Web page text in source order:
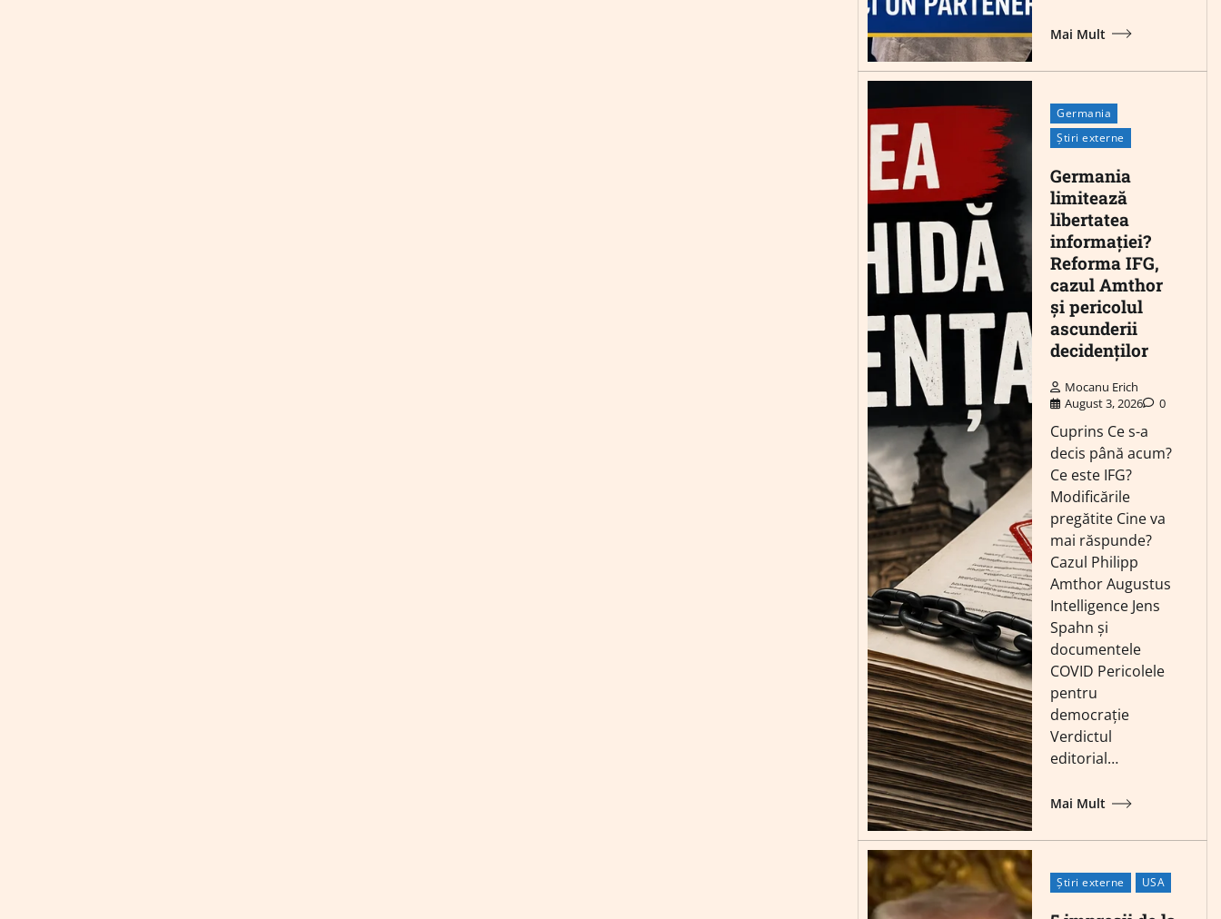
Mai Mult
Germania
Știri externe
Germania
limitează
libertatea
informației?
Reforma IFG,
cazul Amthor
și pericolul
ascunderii
decidenților
Mocanu Erich
August 3, 2026
0
Cuprins Ce s-a
decis până acum?
Ce este IFG?
Modificările
pregătite Cine va
mai răspunde?
Cazul Philipp
Amthor Augustus
Intelligence Jens
Spahn și
documentele
COVID Pericolele
pentru
democrație
Verdictul
editorial…
Mai Mult
Știri externe USA